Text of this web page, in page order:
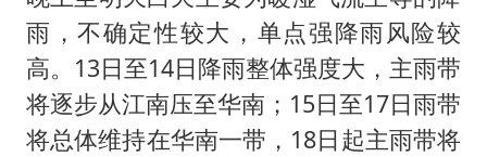
雨，不确定性较大，单点强降雨风险较
高。13日至14日降雨整体强度大，主雨带
将逐步从江南压至华南；15日至17日雨带
将总体维持在华南一带，18日起主雨带将